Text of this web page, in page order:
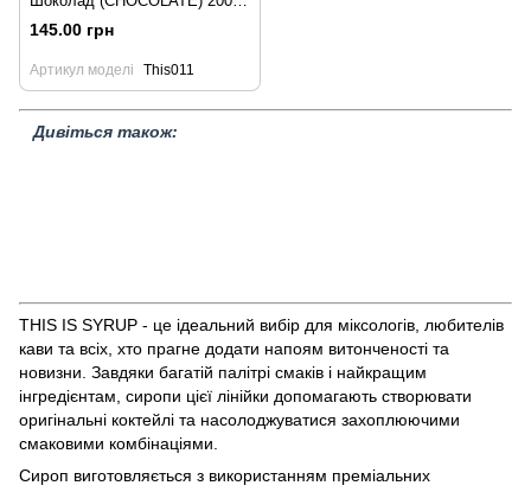
мл
145.00 грн
Артикул моделі This011
Дивіться також:
THIS IS SYRUP - це ідеальний вибір для міксологів, любителів
кави та всіх, хто прагне додати напоям витонченості та
новизни. Завдяки багатій палітрі смаків і найкращим
інгредієнтам, сиропи цієї лінійки допомагають створювати
оригінальні коктейлі та насолоджуватися захоплюючими
смаковими комбінаціями.
Сироп виготовляється з використанням преміальних